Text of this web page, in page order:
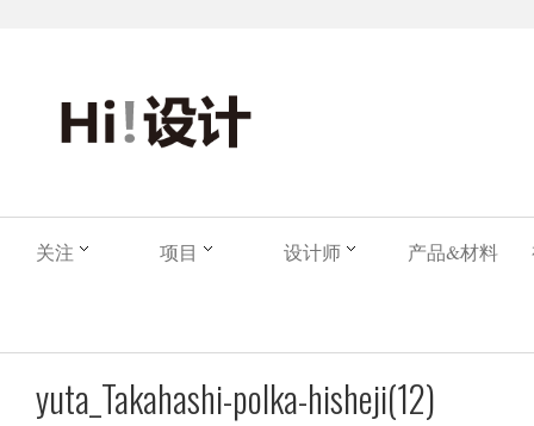
关注 项目 设计师 产品&材料
yuta_Takahashi-polka-hisheji(12)